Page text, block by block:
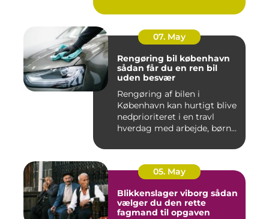
07. May
Rengøring bil københavn
sådan får du en ren bil
uden besvær
Rengøring af bilen i
København kan hurtigt blive
nedprioriteret i en travl
hverdag med arbejde, børn...
05. May
Blikkenslager viborg sådan
vælger du den rette
fagmand til opgaven